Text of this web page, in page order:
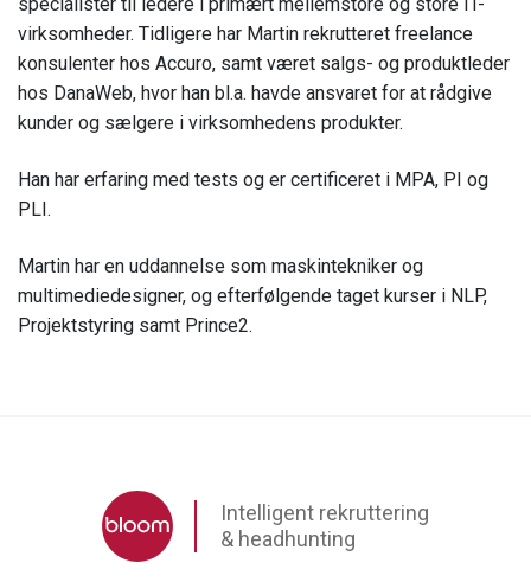
virksomheder. Tidligere har Martin rekrutteret freelance
konsulenter hos Accuro, samt været salgs- og produktleder
hos DanaWeb, hvor han bl.a. havde ansvaret for at rådgive
kunder og sælgere i virksomhedens produkter.
Han har erfaring med tests og er certificeret i MPA, PI og
PLI.
Martin har en uddannelse som maskintekniker og
multimediedesigner, og efterfølgende taget kurser i NLP,
Projektstyring samt Prince2.
Intelligent rekruttering
& headhunting